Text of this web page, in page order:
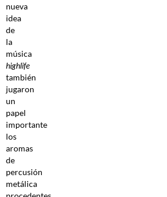
nueva
idea
de
la
música
highlife
también
jugaron
un
papel
importante
los
aromas
de
percusión
metálica